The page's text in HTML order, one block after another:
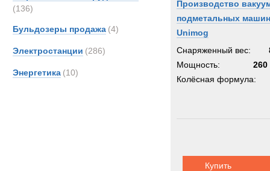
(136)
Бульдозеры продажа (4)
Электростанции (286)
Энергетика (10)
Производство
подметальных машин
Unimog
Снаряженный вес:
Мощность:
260
Колёсная формула:
Купить